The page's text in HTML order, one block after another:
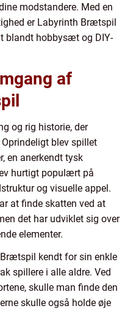
modstandere. Med en
er Labyrinth Brætspil
blandt hobbysæt og DIY-
af
og rig historie, der
blev spillet
en anerkendt tysk
hurtigt populært på
og visuelle appel.
at finde skatten ved at
det har udviklet sig over
elementer.
kendt for sin enkle
spillere i alle aldre. Ved
skulle man finde den
skulle også holde øje